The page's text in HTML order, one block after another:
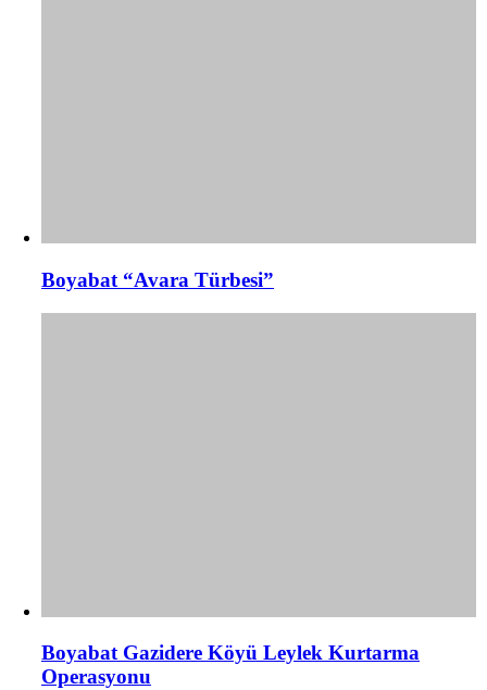
Boyabat “Avara Türbesi”
Boyabat Gazidere Köyü Leylek Kurtarma
Operasyonu